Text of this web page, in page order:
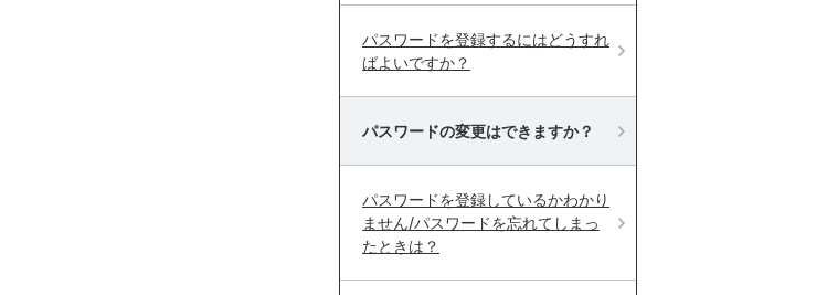
パスワードを登録するにはどうすれ
ばよいですか？
パスワードの変更はできますか？
パスワードを登録しているかわかり
ません/パスワードを忘れてしまっ
たときは？